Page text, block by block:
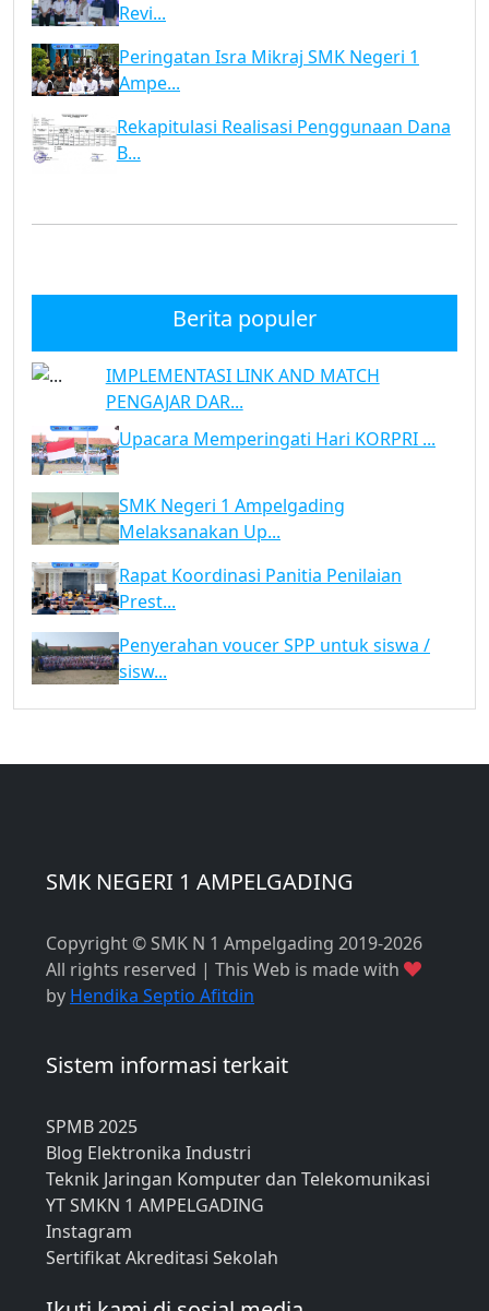
Revi...
Peringatan Isra Mikraj SMK Negeri 1
Ampe...
Rekapitulasi Realisasi Penggunaan Dana
B...
Berita populer
IMPLEMENTASI LINK AND MATCH
PENGAJAR DAR...
Upacara Memperingati Hari KORPRI ...
SMK Negeri 1 Ampelgading
Melaksanakan Up...
Rapat Koordinasi Panitia Penilaian
Prest...
Penyerahan voucer SPP untuk siswa /
sisw...
SMK NEGERI 1 AMPELGADING
Copyright © SMK N 1 Ampelgading 2019-2026
All rights reserved | This Web is made with
by Hendika Septio Afitdin
Sistem informasi terkait
SPMB 2025
Blog Elektronika Industri
Teknik Jaringan Komputer dan Telekomunikasi
YT SMKN 1 AMPELGADING
Instagram
Sertifikat Akreditasi Sekolah